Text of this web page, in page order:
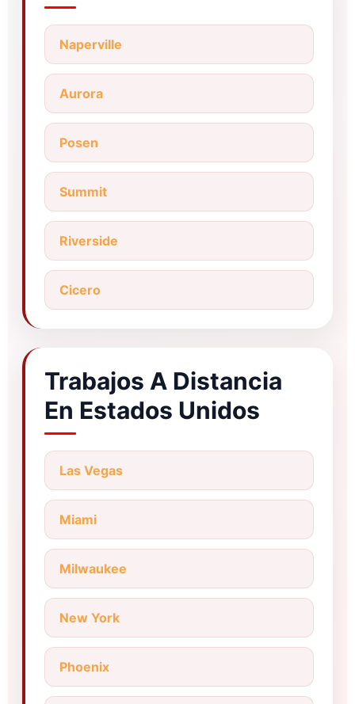
Naperville
Aurora
Posen
Summit
Riverside
Cicero
Trabajos A Distancia
En Estados Unidos
Las Vegas
Miami
Milwaukee
New York
Phoenix